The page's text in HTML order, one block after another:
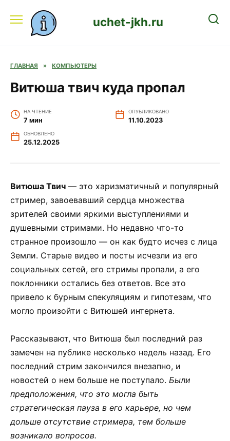
содержанию
uchet-jkh.ru
ГЛАВНАЯ » КОМПЬЮТЕРЫ
Витюша твич куда пропал
НА ЧТЕНИЕ
7 мин
ОПУБЛИКОВАНО
11.10.2023
ОБНОВЛЕНО
25.12.2025
Витюша Твич — это харизматичный и популярный
стример, завоевавший сердца множества
зрителей своими яркими выступлениями и
душевными стримами. Но недавно что-то
странное произошло — он как будто исчез с лица
Земли. Старые видео и посты исчезли из его
социальных сетей, его стримы пропали, а его
поклонники остались без ответов. Все это
привело к бурным спекуляциям и гипотезам, что
могло произойти с Витюшей интернета.
Рассказывают, что Витюша был последний раз
замечен на публике несколько недель назад. Его
последний стрим закончился внезапно, и
новостей о нем больше не поступало. Были
предположения, что это могла быть
стратегическая пауза в его карьере, но чем
дольше отсутствие стримера, тем больше
возникало вопросов.